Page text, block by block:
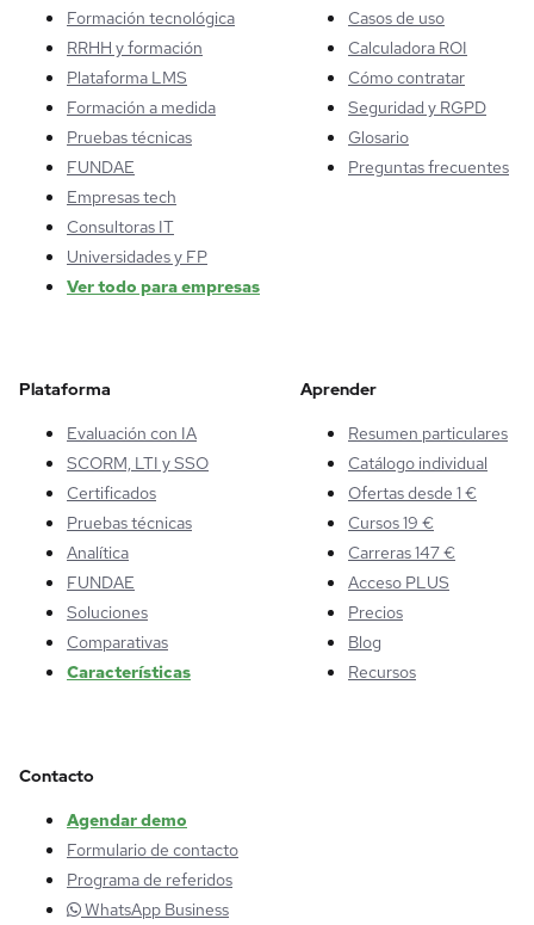
Formación tecnológica
RRHH y formación
Plataforma LMS
Formación a medida
Pruebas técnicas
FUNDAE
Empresas tech
Consultoras IT
Universidades y FP
Ver todo para empresas
Casos de uso
Calculadora ROI
Cómo contratar
Seguridad y RGPD
Glosario
Preguntas frecuentes
Plataforma
Evaluación con IA
SCORM, LTI y SSO
Certificados
Pruebas técnicas
Analítica
FUNDAE
Soluciones
Comparativas
Características
Aprender
Resumen particulares
Catálogo individual
Ofertas desde 1 €
Cursos 19 €
Carreras 147 €
Acceso PLUS
Precios
Blog
Recursos
Contacto
Agendar demo
Formulario de contacto
Programa de referidos
WhatsApp Business